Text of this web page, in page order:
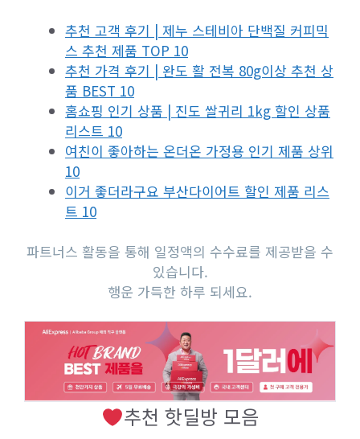
추천 고객 후기 | 제누 스테비아 단백질 커피믹
스 추천 제품 TOP 10
추천 가격 후기 | 완도 활 전복 80g이상 추천 상
품 BEST 10
홈쇼핑 인기 상품 | 진도 쌀귀리 1kg 할인 상품
리스트 10
여친이 좋아하는 온더온 가정용 인기 제품 상위
10
이거 좋더라구요 부산다이어트 할인 제품 리스
트 10
파트너스 활동을 통해 일정액의 수수료를 제공받을 수
있습니다.
행운 가득한 하루 되세요.
추천 핫딜방 모음